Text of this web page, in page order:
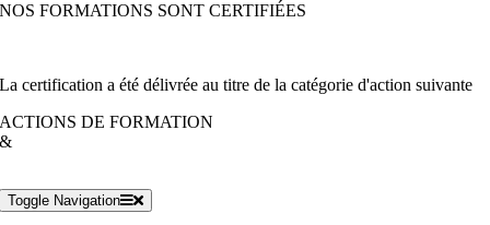
NOS FORMATIONS SONT CERTIFIÉES
La certification a été délivrée au titre de la catégorie d'action suivante
ACTIONS DE FORMATION
&
Toggle Navigation